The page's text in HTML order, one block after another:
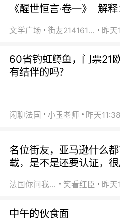
《醒世恒言·卷一》 解
文学广场 街友21416156 昨天
60省钓虹鳟鱼，门票21欧
有结伴的吗？
闲聊法国 小玉老师 昨天11:38
名位街友，亚马逊什么
载，是不是还要认证，
法国你问我答 笑看红臣 昨天
中午的伙食面